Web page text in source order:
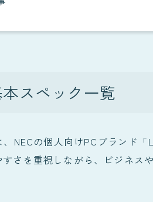
スペック一覧
NECの個人向けPCブランド
さを重視しながら、ビジネス